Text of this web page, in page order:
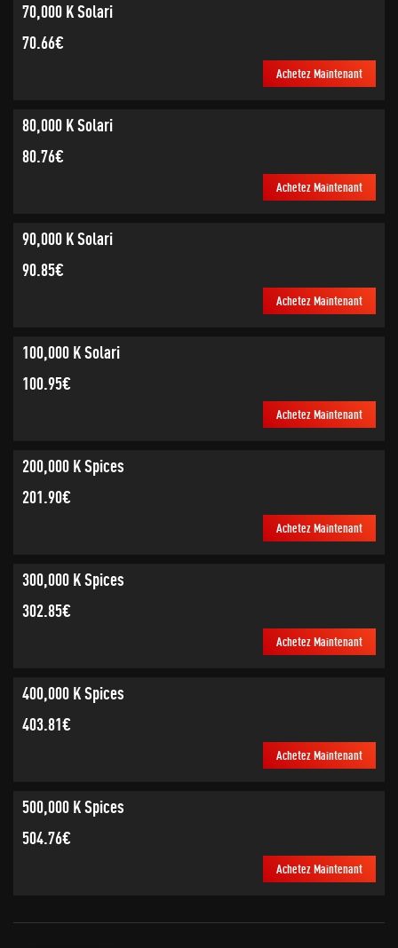
70,000 K Solari
70.66€
Achetez Maintenant
80,000 K Solari
80.76€
Achetez Maintenant
90,000 K Solari
90.85€
Achetez Maintenant
100,000 K Solari
100.95€
Achetez Maintenant
200,000 K Spices
201.90€
Achetez Maintenant
300,000 K Spices
302.85€
Achetez Maintenant
400,000 K Spices
403.81€
Achetez Maintenant
500,000 K Spices
504.76€
Achetez Maintenant